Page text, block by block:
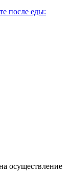
после еды:
осуществление